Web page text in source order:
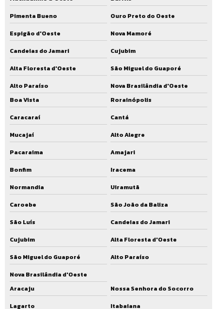
Pimenta Bueno
Ouro Preto do Oeste
Espigão d'Oeste
Nova Mamoré
Candeias do Jamari
Cujubim
Alta Floresta d'Oeste
São Miguel do Guaporé
Alto Paraíso
Nova Brasilândia d'Oeste
Boa Vista
Rorainópolis
Caracaraí
Cantá
Mucajaí
Alto Alegre
Pacaraima
Amajari
Bonfim
Iracema
Normandia
Uiramutã
Caroebe
São João da Baliza
São Luís
Candeias do Jamari
Cujubim
Alta Floresta d'Oeste
São Miguel do Guaporé
Alto Paraíso
Nova Brasilândia d'Oeste
Aracaju
Nossa Senhora do Socorro
Lagarto
Itabaiana